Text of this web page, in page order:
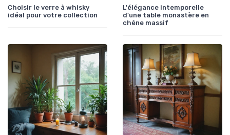
Choisir le verre à whisky
idéal pour votre collection
L'élégance intemporelle
d'une table monastère en
chêne massif